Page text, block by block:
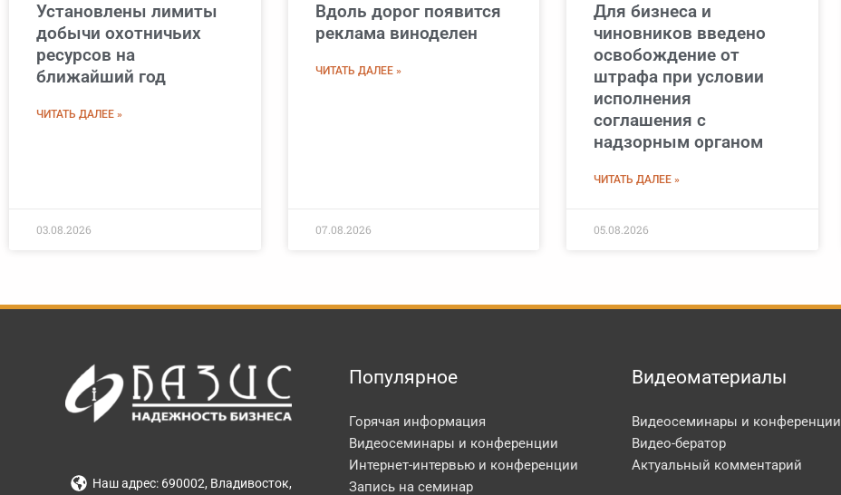
Установлены лимиты
добычи охотничьих
ресурсов на
ближайший год
ЧИТАТЬ ДАЛЕЕ »
03.08.2026
Вдоль дорог появится
реклама виноделен
ЧИТАТЬ ДАЛЕЕ »
07.08.2026
Для бизнеса и
чиновников введено
освобождение от
штрафа при условии
исполнения
соглашения с
надзорным органом
ЧИТАТЬ ДАЛЕЕ »
05.08.2026
Наш адрес: 690002, Владивосток,
Популярное
Горячая информация
Видеосеминары и конференции
Интернет-интервью и конференции
Запись на семинар
Видеоматериалы
Видеосеминары и конференции
Видео-бератор
Актуальный комментарий